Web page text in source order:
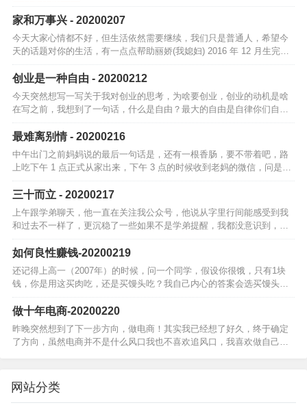
当所有人都知道可以赚钱的时候，往往是赚不到钱
家和万事兴 - 20200207
今天大家心情都不好，但生活依然需要继续，我们只是普通人，希望今
天的话题对你的生活，有一点点帮助丽娇(我媳妇) 2016 年 12 月生完宇
哲(我大儿子)后，就一直没上班，在家做全职太太偶尔跟同事们聊天…
创业是一种自由 - 20200212
今天突然想写一写关于我对创业的思考，为啥要创业，创业的动机是啥
在写之前，我想到了一句话，什么是自由？最大的自由是自律你们自由
吗？反正我还不够自由，我很懒为啥一直那么喜欢创业，因为创业是一
种自由，精神上…
最难离别情 - 20200216
中午出门之前妈妈说的最后一句话是，还有一根香肠，要不带着吧，路
上吃下午 1 点正式从家出来，下午 3 点的时候收到老妈的微信，问是否
上高速了然后下午一路上一直在想，「最难离别情」，「儿行千里母担
忧」有…
三十而立 - 20200217
上午跟学弟聊天，他一直在关注我公众号，他说从字里行间能感受到我
和过去不一样了，更沉稳了一些如果不是学弟提醒，我都没意识到，我
已经三十岁了虽然刚过完三十岁生日，虽然宇哲已经三岁了，但我感觉
我还是个孩子和…
如何良性赚钱-20200219
还记得上高一（2007年）的时候，问一个同学，假设你很饿，只有1块
钱，你是用这买肉吃，还是买馒头吃？我自己内心的答案会选买馒头，
我从小接受的观点是吃饱最重要他的答案是买肉，他的观点是，要学会
花钱，学会…
做十年电商-20200220
昨晚突然想到了下一步方向，做电商！其实我已经想了好久，终于确定
了方向，虽然电商并不是什么风口我也不喜欢追风口，我喜欢做自己。
网站分类